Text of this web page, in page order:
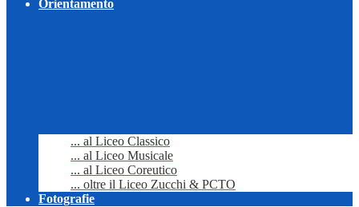
Orientamento
... al Liceo Classico
... al Liceo Musicale
... al Liceo Coreutico
... oltre il Liceo Zucchi & PCTO
Fotografie